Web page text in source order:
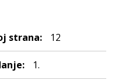
strana: 12
1.